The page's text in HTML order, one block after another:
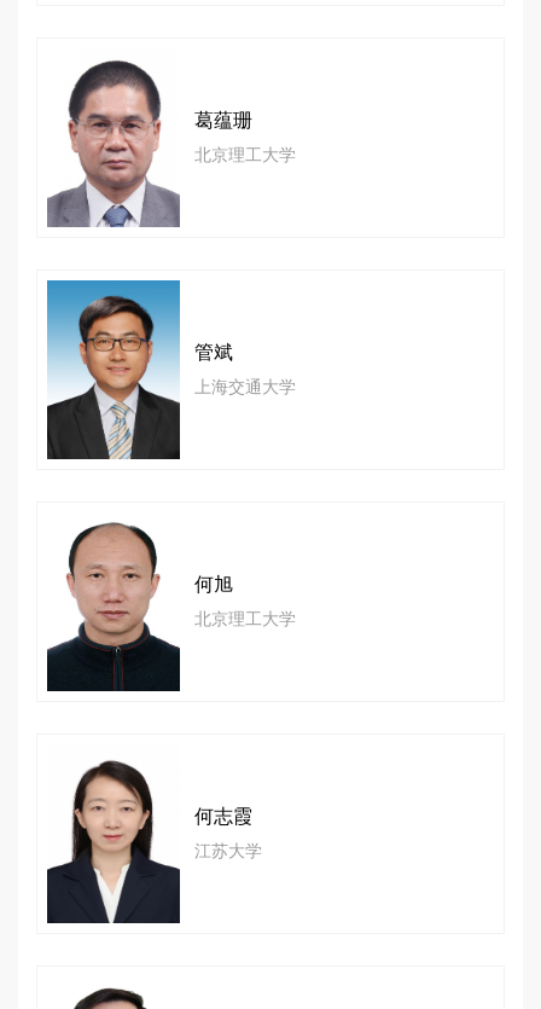
葛蕴珊
北京理工大学
管斌
上海交通大学
何旭
北京理工大学
何志霞
江苏大学